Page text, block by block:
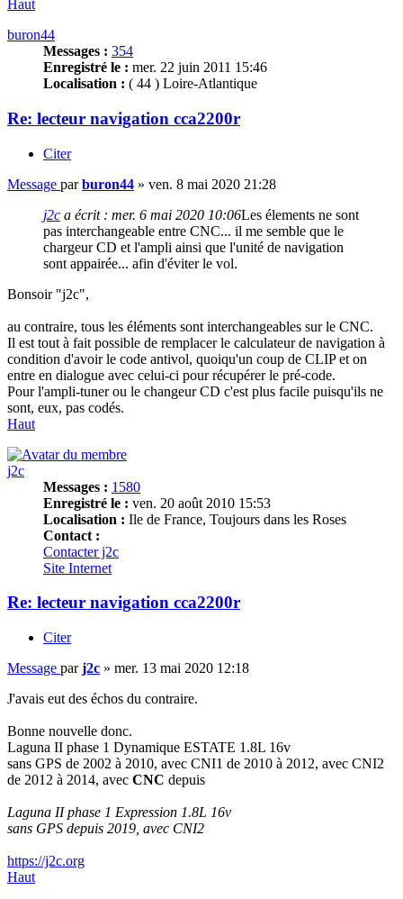
Haut
buron44
Messages : 354
Enregistré le : mer. 22 juin 2011 15:46
Localisation : ( 44 ) Loire-Atlantique
Re: lecteur navigation cca2200r
Citer
Message parburon44 » ven. 8 mai 2020 21:28
j2c a écrit : mer. 6 mai 2020 10:06Les élements ne sont
pas interchangeable entre CNC... il me semble que le
chargeur CD et l'ampli ainsi que l'unité de navigation
sont appairée... afin d'éviter le vol.
Bonsoir "j2c",
au contraire, tous les éléments sont interchangeables sur le CNC.
Il est tout à fait possible de remplacer le calculateur de navigation à
condition d'avoir le code antivol, quoiqu'un coup de CLIP et on
entre en dialogue avec celui-ci pour récupérer le pré-code.
Pour l'ampli-tuner ou le changeur CD c'est plus facile puisqu'ils ne
sont, eux, pas codés.
Haut
j2c
Messages : 1580
Enregistré le : ven. 20 août 2010 15:53
Localisation : Ile de France, Toujours dans les Roses
Contact :
Contacter j2c
Site Internet
Re: lecteur navigation cca2200r
Citer
Message parj2c » mer. 13 mai 2020 12:18
J'avais eut des échos du contraire.
Bonne nouvelle donc.
Laguna II phase 1 Dynamique ESTATE 1.8L 16v
sans GPS de 2002 à 2010, avec CNI1 de 2010 à 2012, avec CNI2
de 2012 à 2014, avec CNC depuis
Laguna II phase 1 Expression 1.8L 16v
sans GPS depuis 2019, avec CNI2
https://j2c.org
Haut